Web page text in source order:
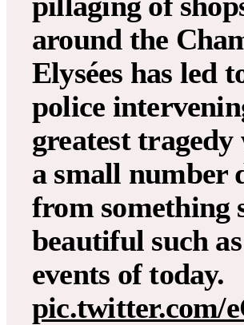
around the
Elysées has led
police
greatest tragedy
a small number
from something
beautiful such
events of today.
pic.twitter.com/